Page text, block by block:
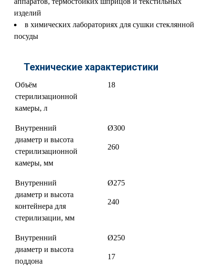
изделий
в химических лабораториях для сушки стеклянной
посуды
Технические характеристики
Объём
стерилизационной
камеры, л
18
Внутренний
диаметр и высота
стерилизационной
камеры, мм
Ø300
260
Внутренний
диаметр и высота
контейнера для
стерилизации, мм
Ø275
240
Внутренний
диаметр и высота
поддона
Ø250
17